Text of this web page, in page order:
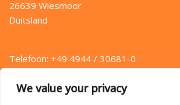
We value your privacy
26639 Wiesmoor
Duitsland
Telefoon: +49 4944 / 30681-0
E-mail: info (at) dehne.de